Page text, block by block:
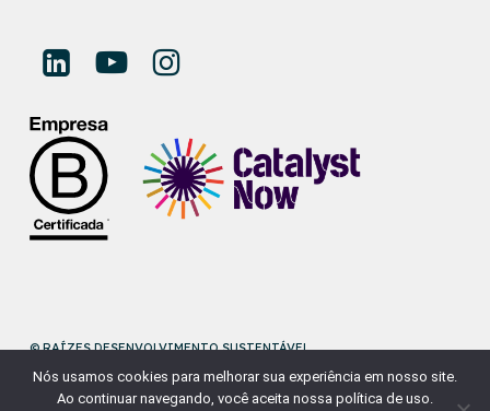
© RAÍZES DESENVOLVIMENTO SUSTENTÁVEL
DESENVOLVIDO PORNAÇÃODESIGN
Nós usamos cookies para melhorar sua experiência em nosso site.
Ao continuar navegando, você aceita nossa política de uso.